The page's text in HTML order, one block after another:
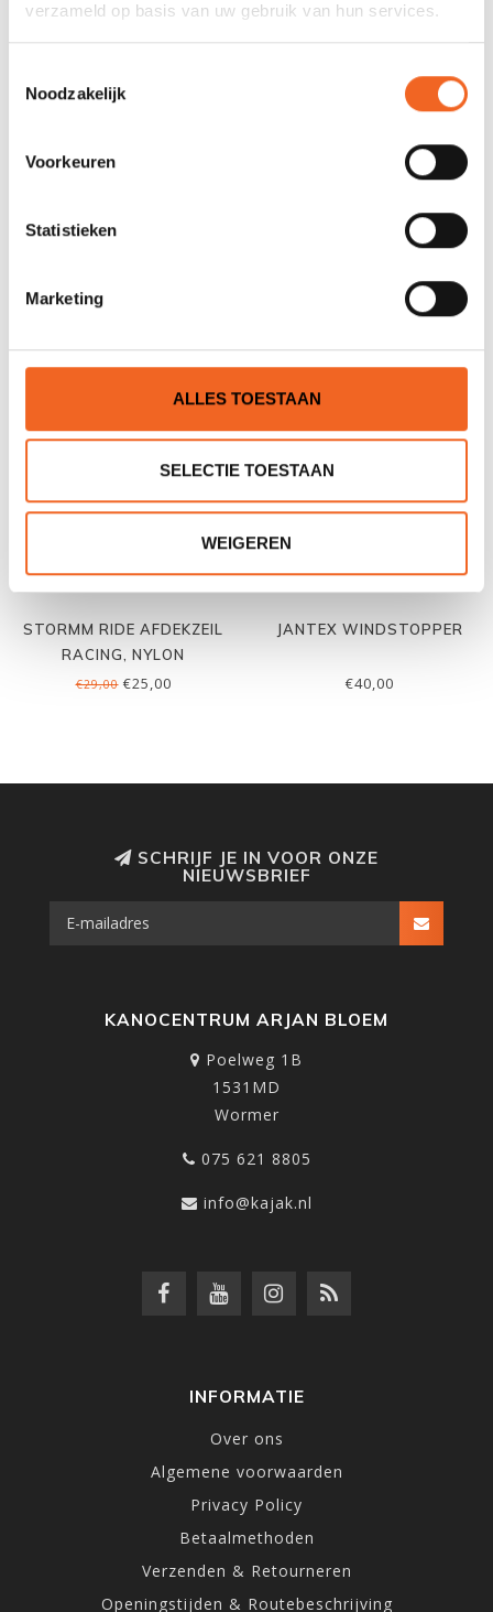
verzameld op basis van uw gebruik van hun services.
Noodzakelijk
Voorkeuren
Statistieken
Marketing
ALLES TOESTAAN
SELECTIE TOESTAAN
WEIGEREN
€69,00
STORMM RIDE RACING
MET RITS, NYLON
€69,00
STORMM RIDE AFDEKZEIL
RACING, NYLON
€29,00€25,00
JANTEX WINDSTOPPER
€40,00
SCHRIJF JE IN VOOR ONZE
NIEUWSBRIEF
KANOCENTRUM ARJAN BLOEM
Poelweg 1B
1531MD
Wormer
075 621 8805
info@kajak.nl
INFORMATIE
Over ons
Algemene voorwaarden
Privacy Policy
Betaalmethoden
Verzenden & Retourneren
Openingstijden & Routebeschrijving